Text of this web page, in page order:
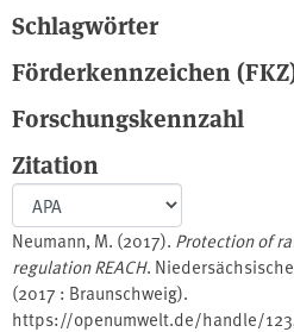
Schlagwörter
Förderkennzeichen
Forschungskennzahl
Zitation
Neumann, M. (2017). Protection of
regulation REACH.
(2017 : Braunschweig).
https://openumwelt.de/handle/